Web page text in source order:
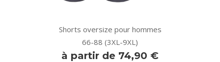
Shorts oversize pour hommes
66-88 (3XL-9XL)
à partir de 74,90 €